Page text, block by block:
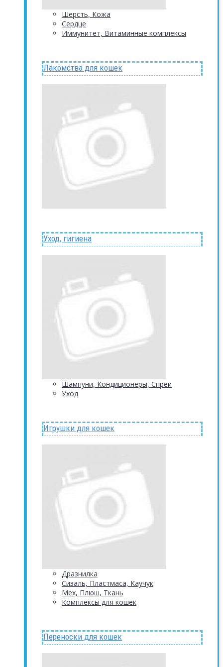
Шерсть, Кожа
Сердце
Иммунитет, Витаминные комплексы
Лакомства для кошек
Уход, гигиена
Шампуни, Кондиционеры, Спреи
Уход
Игрушки для кошек
Дразнилка
Сизаль, Пластмаса, Каучук
Мех, Плюш, Ткань
Комплексы для кошек
Переноски для кошек